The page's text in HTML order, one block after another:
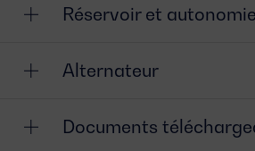
Réservoir et autonomie
Alternateur
Documents